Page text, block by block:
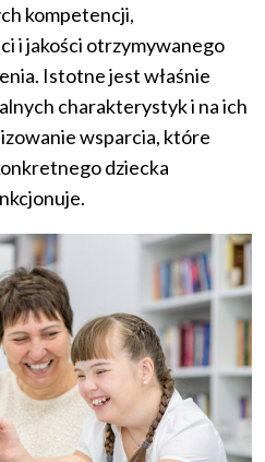
kompetencji,
i jakości otrzymywanego
Istotne jest właśnie
charakterystyk i na ich
wsparcia, które
dziecka